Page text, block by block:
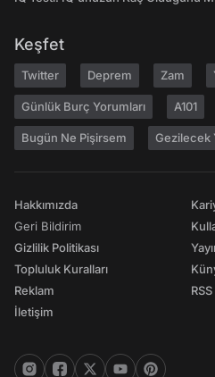
Keşfet
Twitter Deprem Zam
Günlük Burç Yorumları A101
Bugün Ne Pişirsem Gezilecek
Hakkımızda
Geri Bildirim
Gizlilik Politikası
Topluluk Kuralları
Reklam
İletişim
RSS